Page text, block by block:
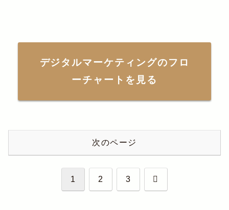
デジタルマーケティングのフロ
ーチャートを見る
次のページ
1 2 3 次